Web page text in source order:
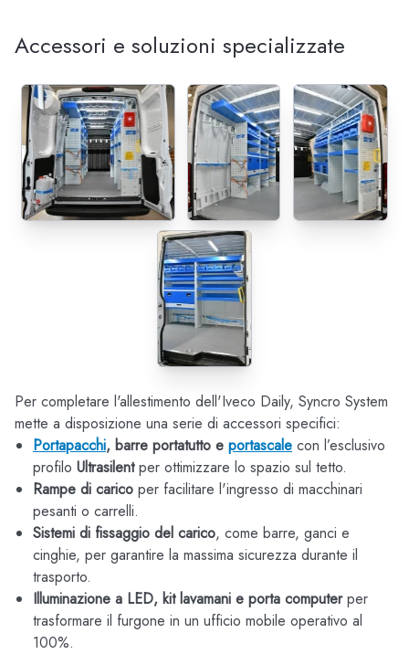
Accessori e soluzioni specializzate
Per completare l'allestimento dell'Iveco Daily, Syncro System
mette a disposizione una serie di accessori specifici:
Portapacchi, barre portatutto e portascale con l’esclusivo
profilo Ultrasilentper ottimizzare lo spazio sul tetto.
Rampe di carico per facilitare l'ingresso di macchinari
pesanti o carrelli.
Sistemi di fissaggio del carico, come barre, ganci e
cinghie, per garantire la massima sicurezza durante il
trasporto.
Illuminazione a LED, kit lavamani e porta computerper
trasformare il furgone in un ufficio mobile operativo al
100%.